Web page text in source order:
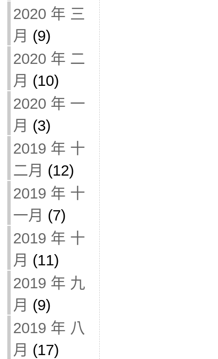
2020 年 三
月 (9)
2020 年 二
月 (10)
2020 年 一
月 (3)
2019 年 十
二月 (12)
2019 年 十
一月 (7)
2019 年 十
月 (11)
2019 年 九
月 (9)
2019 年 八
月 (17)